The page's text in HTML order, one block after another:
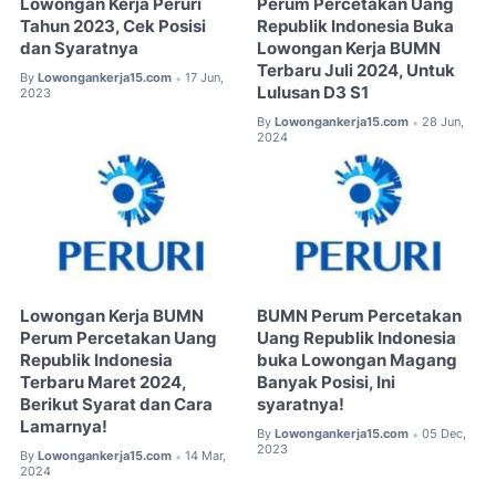
Lowongan Kerja Peruri
Tahun 2023, Cek Posisi
dan Syaratnya
By Lowongankerja15.com • 17 Jun,
2023
Perum Percetakan Uang
Republik Indonesia Buka
Lowongan Kerja BUMN
Terbaru Juli 2024, Untuk
Lulusan D3 S1
By Lowongankerja15.com • 28 Jun,
2024
Lowongan Kerja BUMN
Perum Percetakan Uang
Republik Indonesia
Terbaru Maret 2024,
Berikut Syarat dan Cara
Lamarnya!
By Lowongankerja15.com • 14 Mar,
2024
BUMN Perum Percetakan
Uang Republik Indonesia
buka Lowongan Magang
Banyak Posisi, Ini
syaratnya!
By Lowongankerja15.com • 05 Dec,
2023